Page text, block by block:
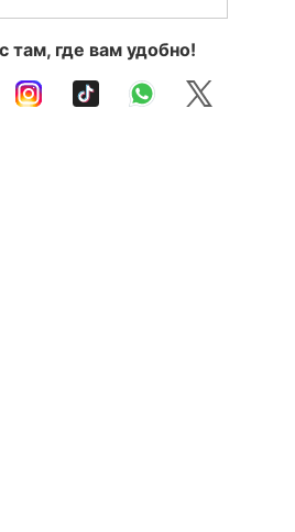
там, где вам удобно!